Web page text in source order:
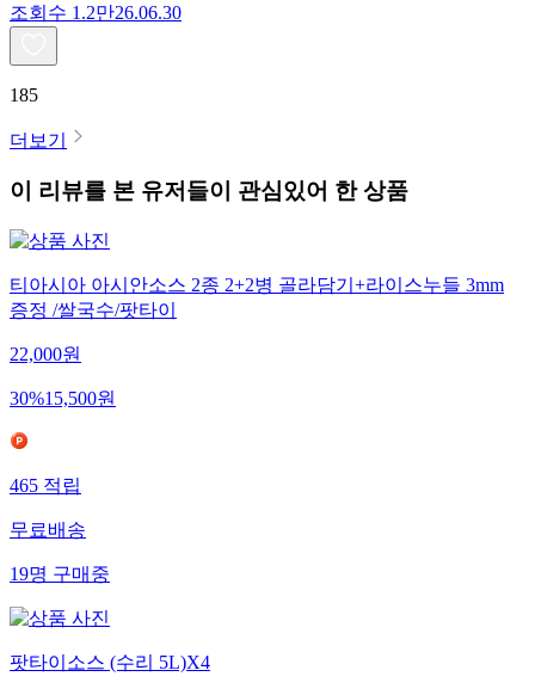
조회수 1.2만26.06.30
185
더보기
이 리뷰를 본 유저들이 관심있어 한 상품
티아시아 아시안소스 2종 2+2병 골라담기+라이스누들 3mm
증정 /쌀국수/팟타이
22,000원
30%15,500원
465 적립
무료배송
19명 구매중
팟타이소스 (수리 5L)X4